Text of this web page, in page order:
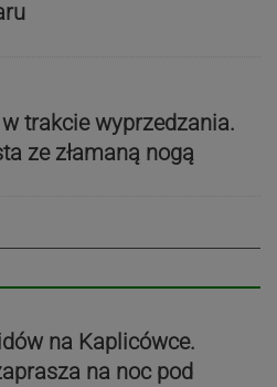
trakcie wyprzedzania.
ze złamaną nogą
na Kaplicówce.
na noc pod